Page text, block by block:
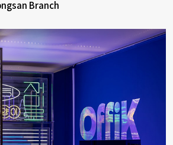
Branch